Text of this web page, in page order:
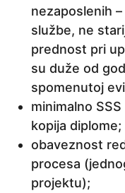
nezaposlenih
službe, ne
prednost pri
su duže od
spomenutoj
minimalno
kopija diplome;
obaveznost
procesa
projektu);